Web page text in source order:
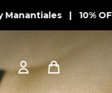
| 10%